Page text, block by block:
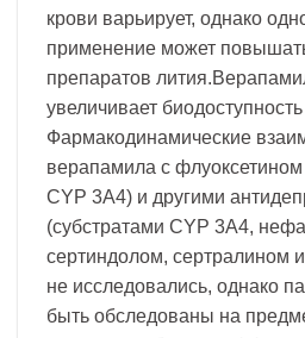
крови варьирует, однако
применение может
препаратов
увеличивает
Фармакодинамические
верапамила с флуоксетином
CYP 3A4) и другими
(субстратами CYP 3A4,
сертиндолом, сертралином
не исследовались, однако
быть обследованы на